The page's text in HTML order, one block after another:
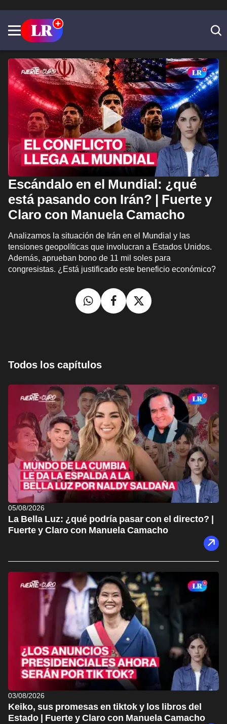
Escándalo en el Mundial: ¿qué
está pasando con Irán? | Fuerte y
Claro con Manuela Camacho
Analizamos la situación de Irán en el Mundial y las
tensiones geopolíticas que involucran a Estados Unidos.
Además, aprueban bono de 11 mil soles para
congresistas. ¿Está justificado este beneficio económico?
Todos los capítulos
05/08/2026
La Bella Luz: ¿qué podría pasar con el directo? |
Fuerte y Claro con Manuela Camacho
03/08/2026
Keiko, sus promesas en tiktok y los libros del
Estado | Fuerte y Claro con Manuela Camacho